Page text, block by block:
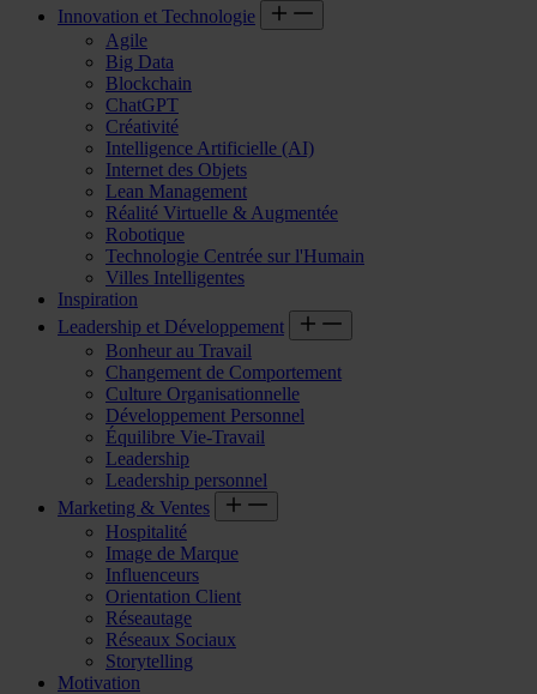
Innovation et Technologie
Agile
Big Data
Blockchain
ChatGPT
Créativité
Intelligence Artificielle (AI)
Internet des Objets
Lean Management
Réalité Virtuelle & Augmentée
Robotique
Technologie Centrée sur l'Humain
Villes Intelligentes
Inspiration
Leadership et Développement
Bonheur au Travail
Changement de Comportement
Culture Organisationnelle
Développement Personnel
Équilibre Vie-Travail
Leadership
Leadership personnel
Marketing & Ventes
Hospitalité
Image de Marque
Influenceurs
Orientation Client
Réseautage
Réseaux Sociaux
Storytelling
Motivation